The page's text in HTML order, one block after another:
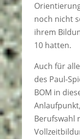
noch nicht
ihrem
10 hatten.
Auch für
des Paul-
BOM in
Berufswahl